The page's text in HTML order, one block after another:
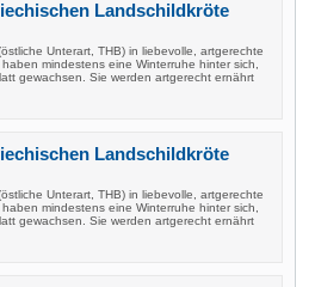
Landschildkröte
Unterart, THB) in liebevolle, artgerechte
mindestens eine Winterruhe hinter sich,
gewachsen. Sie werden artgerecht ernährt
Landschildkröte
Unterart, THB) in liebevolle, artgerechte
mindestens eine Winterruhe hinter sich,
gewachsen. Sie werden artgerecht ernährt